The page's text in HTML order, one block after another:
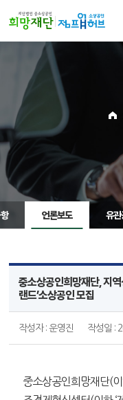
언론보도 유관
중소상공인희망재단, 지
랜드’소상공인 모집
작성자 : 운영진 작성일 :
중소상공인희망재단(이